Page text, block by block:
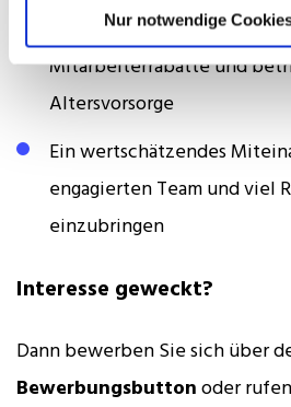
Nur notwendige
Gesundheits- und
Mitarbeiterrabatte und
Altersvorsorge
Ein wertschätzendes
engagierten Team und viel
einzubringen
Interesse geweckt?
Dann bewerben Sie sich über
Bewerbungsbuttonoder